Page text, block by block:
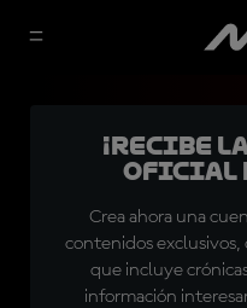
¡Recibe
oficial
Crea ahora una
contenidos exclusivos,
que incluye
información